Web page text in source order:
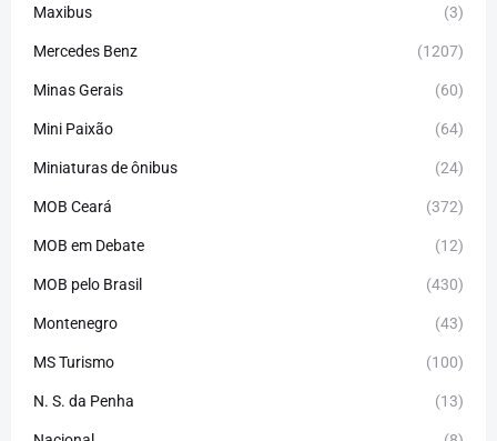
Maxibus (3)
Mercedes Benz (1207)
Minas Gerais (60)
Mini Paixão (64)
Miniaturas de ônibus (24)
MOB Ceará (372)
MOB em Debate (12)
MOB pelo Brasil (430)
Montenegro (43)
MS Turismo (100)
N. S. da Penha (13)